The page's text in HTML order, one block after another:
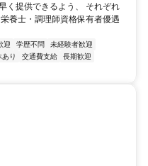
く提供できるよう、 それぞれ
養士・調理師資格保有者優遇
迎 学歴不問
未経験者歓迎
あり 交通費支給
長期歓迎